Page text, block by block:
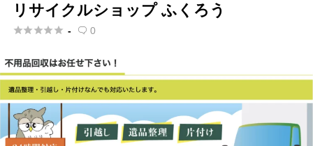
リサイクルショップ ふくろう
 -  0